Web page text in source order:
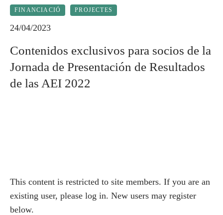
FINANCIACIÓ PROJECTES
24/04/2023
Contenidos exclusivos para socios de la
Jornada de Presentación de Resultados
de las AEI 2022
This content is restricted to site members. If you are an
existing user, please log in. New users may register
below.